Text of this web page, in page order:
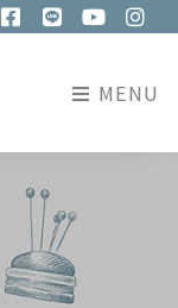
MENU